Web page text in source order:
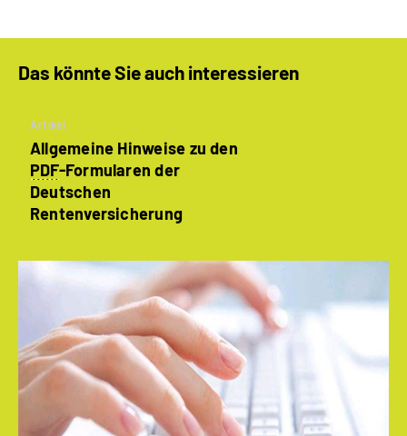
Das könnte Sie auch interessieren
Artikel
Allgemeine Hinweise zu den
PDF-Formularen der
Deutschen
Rentenversicherung